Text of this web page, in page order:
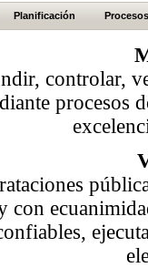
Planificación Procesos
controlar,
procesos
con